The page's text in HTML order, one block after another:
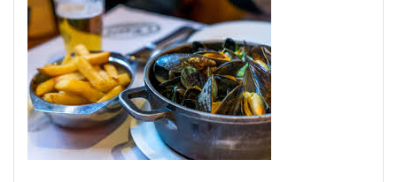
Restaurants
à
Bruxelles:
Une
Sélection
Incontournable